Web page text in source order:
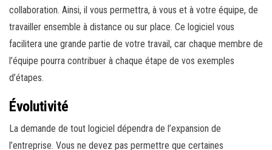
collaboration. Ainsi, il vous permettra, à vous et à votre équipe, de
travailler ensemble à distance ou sur place. Ce logiciel vous
facilitera une grande partie de votre travail, car chaque membre de
l’équipe pourra contribuer à chaque étape de vos exemples
d’étapes.
Évolutivité
La demande de tout logiciel dépendra de l’expansion de
l’entreprise. Vous ne devez pas permettre que certaines